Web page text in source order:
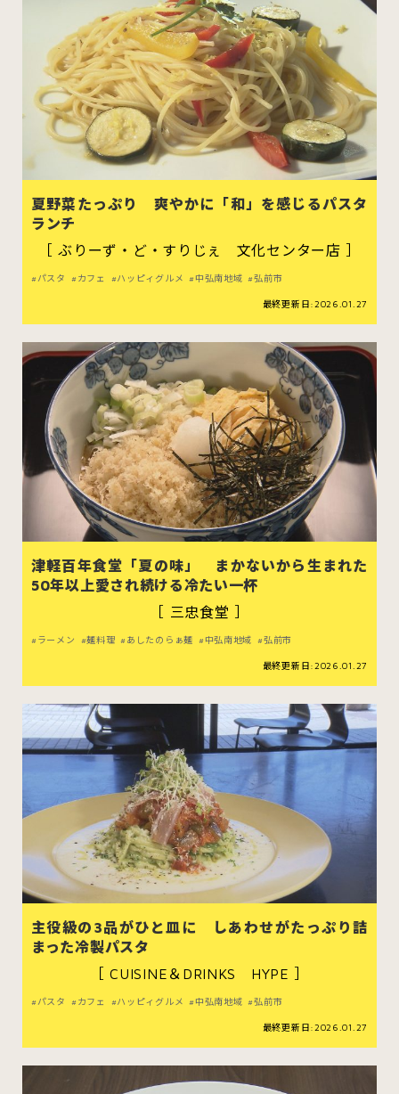
夏野菜たっぷり 爽やかに「和」を感じるパスタ
ランチ
［ ぶりーず・ど・すりじぇ 文化センター店 ］
パスタ カフェ ハッピィグルメ 中弘南地域 弘前市
最終更新日:2026.01.27
津軽百年食堂「夏の味」 まかないから生まれた
50年以上愛され続ける冷たい一杯
［ 三忠食堂 ］
ラーメン 麺料理 あしたのらぁ麺 中弘南地域 弘前市
最終更新日:2026.01.27
主役級の3品がひと皿に しあわせがたっぷり詰
まった冷製パスタ
［ CUISINE＆DRINKS HYPE ］
パスタ カフェ ハッピィグルメ 中弘南地域 弘前市
最終更新日:2026.01.27